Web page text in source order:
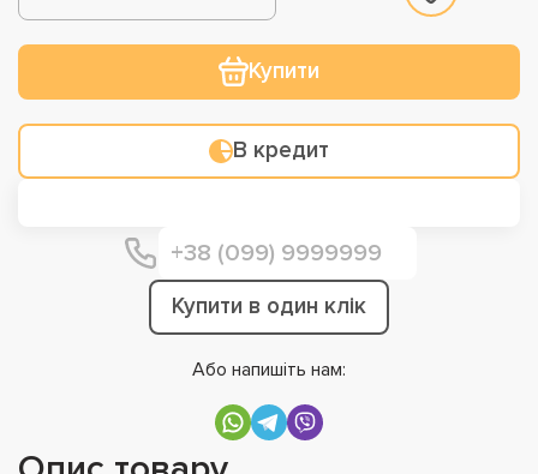
Купити
В кредит
Купити в один клік
Або напишіть нам: